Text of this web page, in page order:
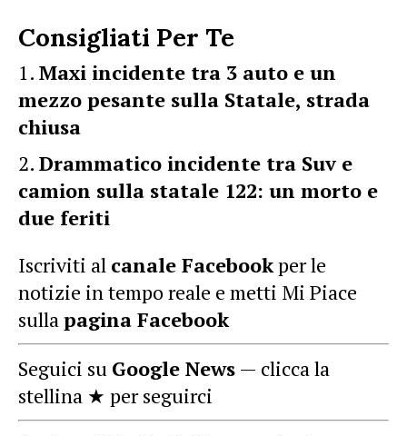
Consigliati Per Te
Maxi incidente tra 3 auto e un
mezzo pesante sulla Statale, strada
chiusa
Drammatico incidente tra Suv e
camion sulla statale 122: un morto e
due feriti
Iscriviti al canale Facebookper le
notizie in tempo reale e metti Mi Piace
sullapagina Facebook
Seguici su Google News — clicca la
stellina ★ per seguirci